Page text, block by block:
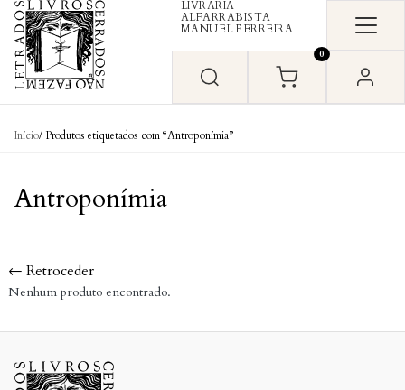
Skip to content
LIVRARIA
ALFARRABISTA
MANUEL FERREIRA
0
Início/ Produtos etiquetados com “Antroponímia”
Antroponímia
← Retroceder
Nenhum produto encontrado.